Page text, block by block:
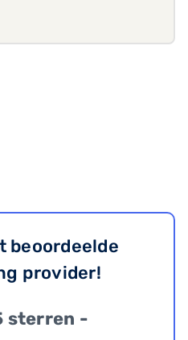
beoordeelde
provider!
sterren -